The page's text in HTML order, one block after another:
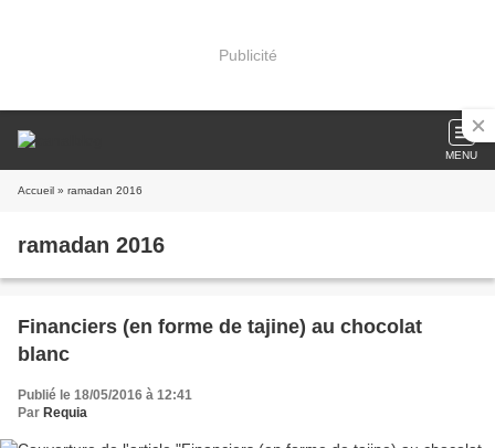
Publicité
MENU
Accueil » ramadan 2016
ramadan 2016
Financiers (en forme de tajine) au chocolat
blanc
Publié le 18/05/2016 à 12:41
Par Requia